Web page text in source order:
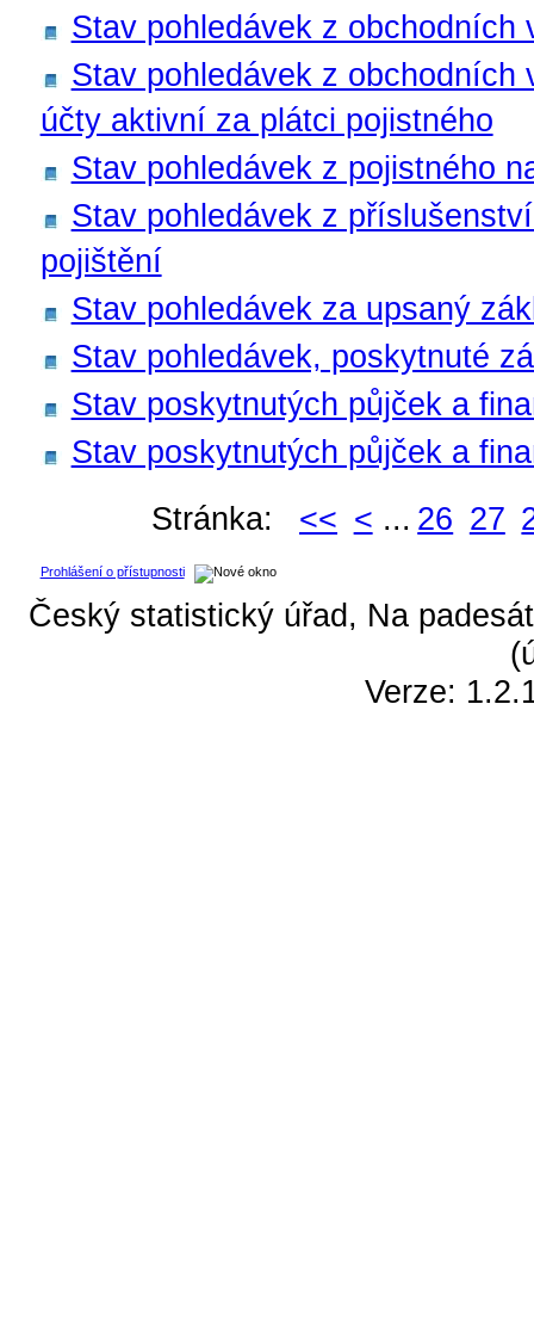
Stav pohledávek z obchodních
Stav pohledávek z obchodních
účty aktivní za plátci pojistného
Stav pohledávek z pojistného
Stav pohledávek z
pojištění
Stav pohledávek za upsaný
Stav pohledávek, poskytnuté
Stav poskytnutých půjček a
Stav poskytnutých půjček a
Stránka:
<< < ... 26 27
Prohlášení o přístupnosti
Český statistický úřad, Na
Verze: